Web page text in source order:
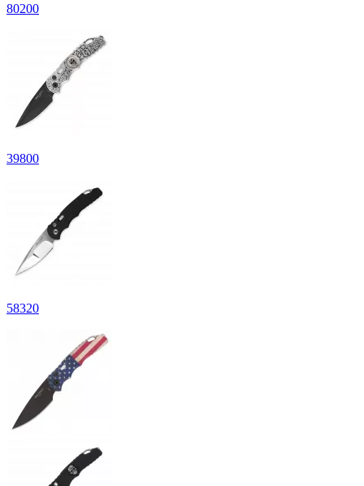
80200
39800
58320